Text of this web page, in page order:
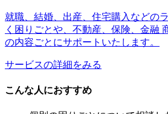
就職、結婚、出産、住宅購入などの
く困りごとや、不動産、保険、金融
の内容ごとにサポートいたします。
サービスの詳細をみる
こんな人におすすめ